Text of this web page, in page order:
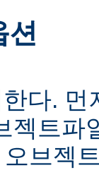
션
한다.
젝트파
브젝